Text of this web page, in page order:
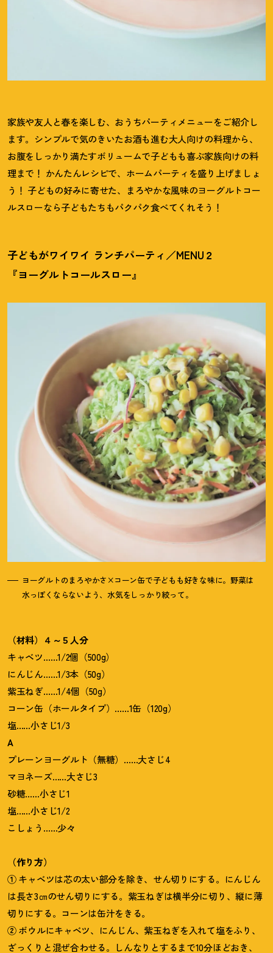
家族や友人と春を楽しむ、おうちパーティメニューをご紹介し
ます。シンプルで気のきいたお酒も進む大人向けの料理から、
お腹をしっかり満たすボリュームで子どもも喜ぶ家族向けの料
理まで ！ かんたんレシピで、ホームパーティを盛り上げましょ
う ！ 子どもの好みに寄せた、まろやかな風味のヨーグルトコー
ルスローなら子どもたちもパクパク食べてくれそう ！
子どもがワイワイ ランチパーティ／MENU２
『ヨーグルトコールスロー』
ヨーグルトのまろやかさ×コーン缶で子どもも好きな味に。野菜は
水っぽくならないよう、水気をしっかり絞って。
（材料）４～５人分
キャベツ……1/2個（500g）
にんじん……1/3本（50g）
紫玉ねぎ……1/4個（50g）
コーン缶（ホールタイプ）……1缶（120g）
塩……小さじ1/3
A
プレーンヨーグルト（無糖）……大さじ4
マヨネーズ……大さじ3
砂糖……小さじ1
塩……小さじ1/2
こしょう……少々
（作り方）
①キャベツは芯の太い部分を除き、せん切りにする。にんじん
は長さ3㎝のせん切りにする。紫玉ねぎは横半分に切り、縦に薄
切りにする。コーンは缶汁をきる。
②ボウルにキャベツ、にんじん、紫玉ねぎを入れて塩をふり、
ざっくりと混ぜ合わせる。しんなりとするまで10分ほどおき、